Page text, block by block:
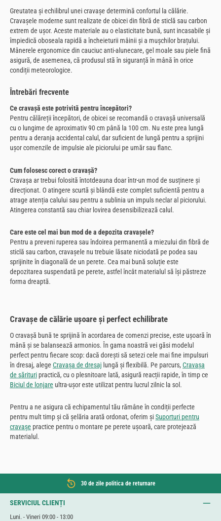
Greutatea și echilibrul unei cravașe determină confortul la călărie.
Cravașele moderne sunt realizate de obicei din fibră de sticlă sau carbon
extrem de ușor. Aceste materiale au o elasticitate bună, sunt incasabile și
împiedică oboseala rapidă a încheieturii mâinii și a mușchilor brațului.
Mânerele ergonomice din cauciuc anti-alunecare, gel moale sau piele fină
asigură, de asemenea, că produsul stă în siguranță în mână în orice
condiții meteorologice.
Întrebări frecvente
Ce cravașă este potrivită pentru începători?
Pentru călăreții începători, de obicei se recomandă o cravașă universală
cu o lungime de aproximativ 90 cm până la 100 cm. Nu este prea lungă
pentru a deranja accidental calul, dar suficient de lungă pentru a sprijini
ușor comenzile de impulsie ale piciorului pe umăr sau flanc.
Cum folosesc corect o cravașă?
Cravașa ar trebui folosită întotdeauna doar într-un mod de susținere și
direcționat. O atingere scurtă și blândă este complet suficientă pentru a
atrage atenția calului sau pentru a sublinia un impuls neclar al piciorului.
Atingerea constantă sau chiar lovirea desensibilizează calul.
Care este cel mai bun mod de a depozita cravașele?
Pentru a preveni ruperea sau îndoirea permanentă a miezului din fibră de
sticlă sau carbon, cravașele nu trebuie lăsate niciodată pe podea sau
sprijinite în diagonală de un perete. Cea mai bună soluție este
depozitarea suspendată pe perete, astfel încât materialul să își păstreze
forma dreaptă.
Cravașe de călărie ușoare și perfect echilibrate
O cravașă bună te sprijină în acordarea de comenzi precise, este ușoară în
mână și se balansează armonios. În gama noastră vei găsi modelul
perfect pentru fiecare scop: dacă dorești să setezi cele mai fine impulsuri
în dresaj, alege Cravașa de dresaj lungă și flexibilă. Pe parcurs, Cravașa
de sărituri practică, cu o plesnitoare lată, asigură reacții rapide, în timp ce
Biciul de lonjare ultra-ușor este utilizat pentru lucrul zilnic la sol.
Pentru a ne asigura că echipamentul tău rămâne în condiții perfecte
pentru mult timp și că șelăria arată ordonat, oferim șiSuporturi pentru
cravașe practice pentru o montare pe perete ușoară, care protejează
materialul.
30 de zile politica de returnare
SERVICIUL CLIENȚI
Luni. - Vineri 09:00 - 13:00